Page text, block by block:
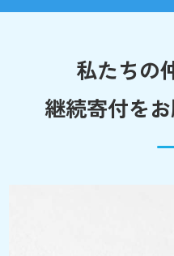
私たちの
継続寄付を